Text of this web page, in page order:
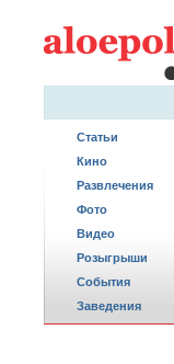
Статьи
Кино
Развлечения
Фото
Видео
Розыгрыши
События
Заведения